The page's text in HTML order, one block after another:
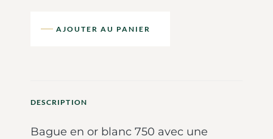
AJOUTER AU PANIER
DESCRIPTION
Bague en or blanc 750 avec une